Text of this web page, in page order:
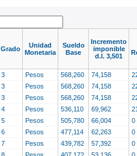
Grado
Unidad
Monetaria
Sueldo
Base
Incremento
imponible
d.l. 3,501
3 Pesos 568,260 74,158
3 Pesos 568,260 74,158
3 Pesos 568,260 74,158
4 Pesos 536,110 69,962
5 Pesos 505,780 66,004
0
6 Pesos 477,114 62,263
0
7 Pesos 439,782 57,392
0